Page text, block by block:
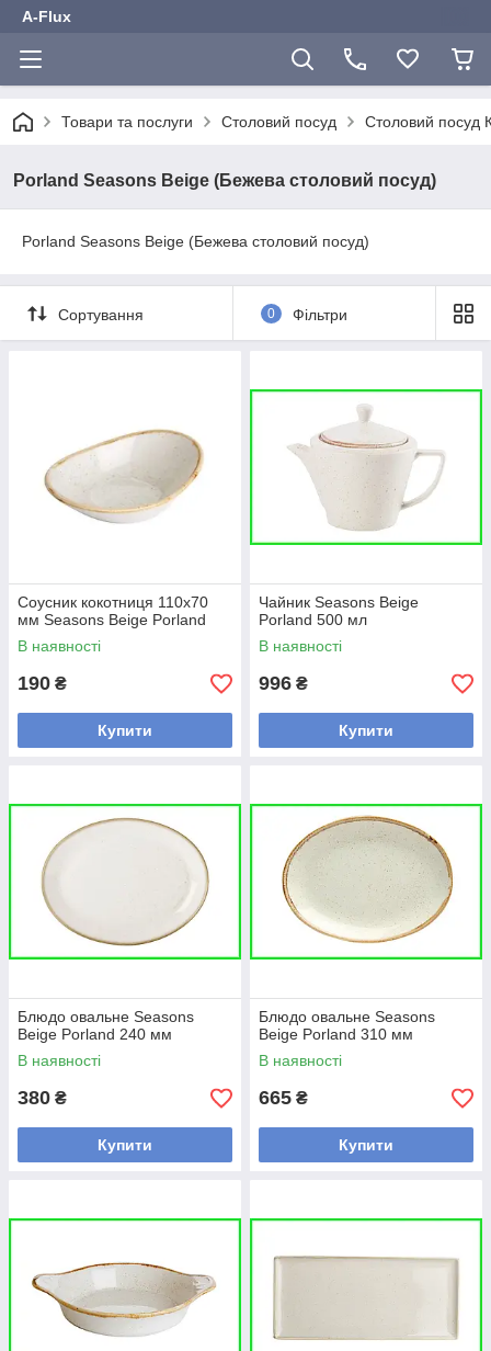
A-Flux
Товари та послуги Столовий посуд Столовий
Porland Seasons Beige (Бежева столовий посуд)
Porland Seasons Beige (Бежева столовий посуд)
Сортування 0 Фільтри
Соусник кокотниця 110х70
мм Seasons Beige Porland
В наявності
190 ₴
Купити
Чайник Seasons Beige
Porland 500 мл
В наявності
996 ₴
Купити
Блюдо овальне Seasons
Beige Porland 240 мм
В наявності
380 ₴
Купити
Блюдо овальне Seasons
Beige Porland 310 мм
В наявності
665 ₴
Купити